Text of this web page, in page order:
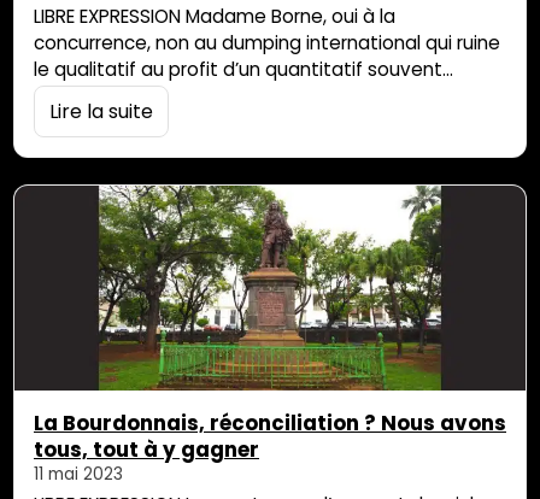
LIBRE EXPRESSION Madame Borne, oui à la
concurrence, non au dumping international qui ruine
le qualitatif au profit d’un quantitatif souvent
médiocre. Vous le savez, certains affairistes
mondiaux font produire dans des pays sous-
contents de faire travailler des adultes et des
enfants pour des salaires de misère, […]
Lire la suite
La Bourdonnais, réconciliation ? Nous avons
tous, tout à y gagner
11 mai 2023